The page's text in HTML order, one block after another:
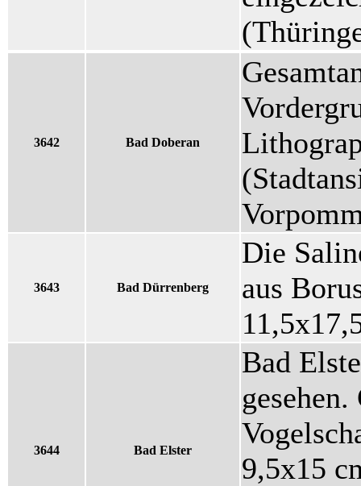
3642 Bad Doberan
3643 Bad Dürrenberg
Die
aus
3644 Bad Elster
Bad
9,5x15